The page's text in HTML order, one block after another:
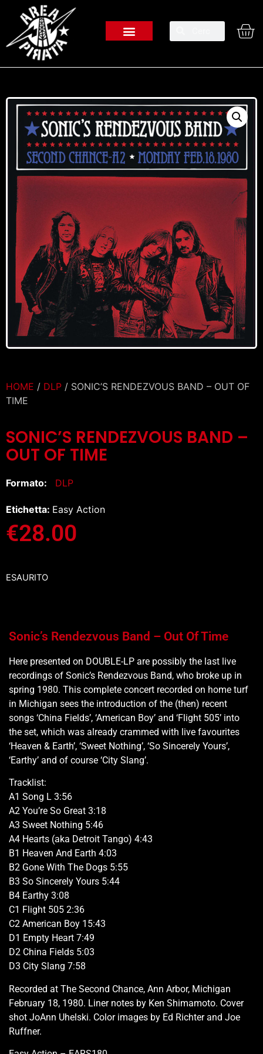
HOME / DLP / SONIC’S RENDEZVOUS BAND – OUT OF
TIME
SONIC’S RENDEZVOUS BAND –
OUT OF TIME
Formato: DLP
Etichetta: Easy Action
€28.00
ESAURITO
Sonic’s Rendezvous Band – Out Of Time
Here presented on DOUBLE-LP are possibly the last live
recordings of Sonic’s Rendezvous Band, who broke up in
spring 1980. This complete concert recorded on home turf
in Michigan sees the introduction of the (then) recent
songs ‘China Fields’, ‘American Boy’ and ‘Flight 505’ into
the set, which was already crammed with live favourites
‘Heaven & Earth’, ‘Sweet Nothing’, ‘So Sincerely Yours’,
‘Earthy’ and of course ‘City Slang’.
Tracklist:
A1 Song L 3:56
A2 You’re So Great 3:18
A3 Sweet Nothing 5:46
A4 Hearts (aka Detroit Tango) 4:43
B1 Heaven And Earth 4:03
B2 Gone With The Dogs 5:55
B3 So Sincerely Yours 5:44
B4 Earthy 3:08
C1 Flight 505 2:36
C2 American Boy 15:43
D1 Empty Heart 7:49
D2 China Fields 5:03
D3 City Slang 7:58
Recorded at The Second Chance, Ann Arbor, Michigan
February 18, 1980. Liner notes by Ken Shimamoto. Cover
shot JoAnn Uhelski. Color images by Ed Richter and Joe
Ruffner.